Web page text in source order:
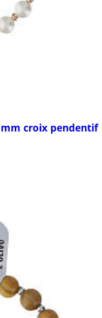
mm croix pendentif